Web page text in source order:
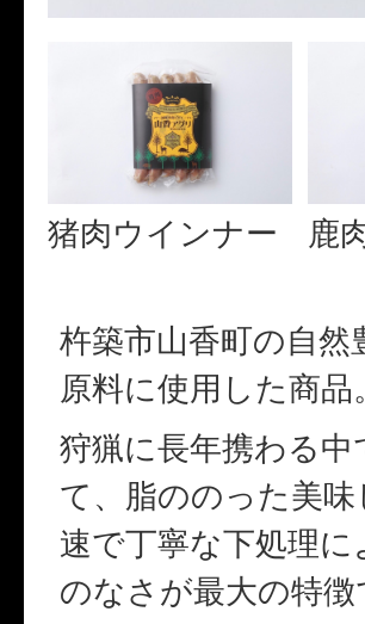
猪肉ウインナー 鹿
杵築市山香町の自
原料に使用した商品
狩猟に長年携わる
て、脂ののった美
速で丁寧な下処理
のなさが最大の特徴